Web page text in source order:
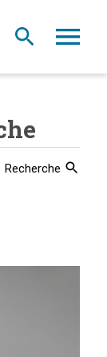
Recherche